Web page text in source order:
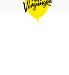
VERGNÜGEN
HAMBURG